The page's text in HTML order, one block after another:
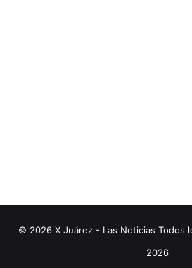
© 2026 X Juárez - Las Noticias Todos
2026